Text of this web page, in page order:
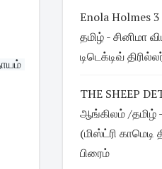
Enola Holmes
தமிழ் - சினிமா
டிடெக்டிவ்
THE SHEEP
ஆங்கிலம் /தமிழ்
(மிஸ்ட்ரி
பிரைம்